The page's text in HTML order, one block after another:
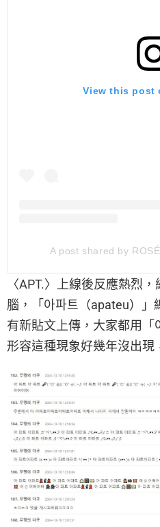
View this post
A post shared by
〈APT.〉上線後反應熱烈
腦，「아파트（apateu）
有新貼文上傳，大家都用「
形容這種現象好幾年沒出現